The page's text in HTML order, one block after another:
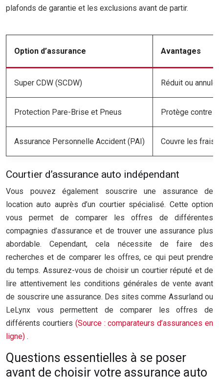
plafonds de garantie et les exclusions avant de partir.
Option d’assurance Avantages
Super CDW (SCDW) Réduit ou
Protection Pare-Brise et Pneus Protège contre
Assurance Personnelle Accident (PAI) Couvre les frais
Courtier d’assurance auto indépendant
Vous pouvez également souscrire une assurance de
location auto auprès d’un courtier spécialisé. Cette option
vous permet de comparer les offres de différentes
compagnies d’assurance et de trouver une assurance plus
abordable. Cependant, cela nécessite de faire des
recherches et de comparer les offres, ce qui peut prendre
du temps. Assurez-vous de choisir un courtier réputé et de
lire attentivement les conditions générales de vente avant
de souscrire une assurance. Des sites comme Assurland ou
LeLynx vous permettent de comparer les offres de
différents courtiers (Source : comparateurs d’assurances en
ligne) .
Questions essentielles à se poser
avant de choisir votre assurance auto